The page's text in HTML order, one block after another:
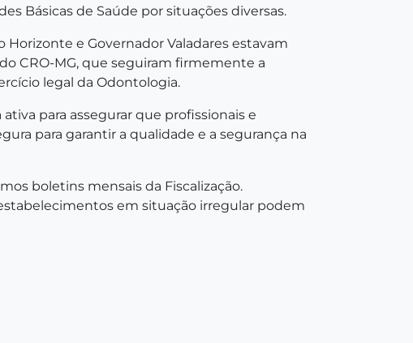
Básicas de Saúde por situações diversas.
Horizonte e Governador Valadares estavam
CRO-MG, que seguiram firmemente a
legal da Odontologia.
para assegurar que profissionais e
para garantir a qualidade e a segurança na
boletins mensais da Fiscalização.
em situação irregular podem